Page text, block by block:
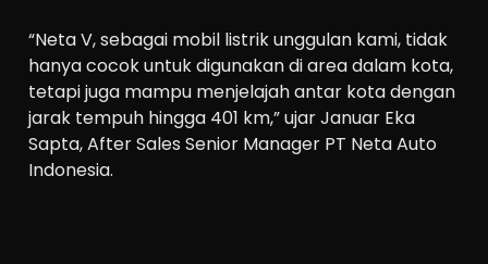
“Neta V, sebagai mobil listrik unggulan kami, tidak
hanya cocok untuk digunakan di area dalam kota,
tetapi juga mampu menjelajah antar kota dengan
jarak tempuh hingga 401 km,” ujar Januar Eka
Sapta, After Sales Senior Manager PT Neta Auto
Indonesia.